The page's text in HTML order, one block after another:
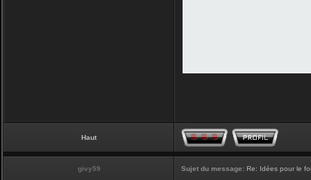
Haut
givy59 Sujet du message: Re: Idées pour le